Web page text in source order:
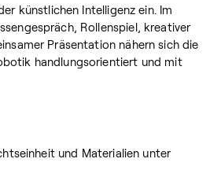
künstlichen Intelligenz ein. Im
Rollenspiel, kreativer
Präsentation nähern sich die
handlungsorientiert und mit
und Materialien unter